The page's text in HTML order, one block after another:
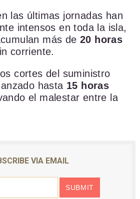
las últimas jornadas han
intensos en toda la isla,
más de 20 horas
corriente.
cortes del suministro
hasta 15 horas
el malestar entre la
VIA EMAIL